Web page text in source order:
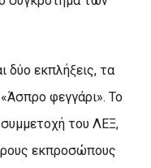
δύο εκπλήξεις, τα
φεγγάρι». Το
του ΛΕΞ,
εκπροσώπους